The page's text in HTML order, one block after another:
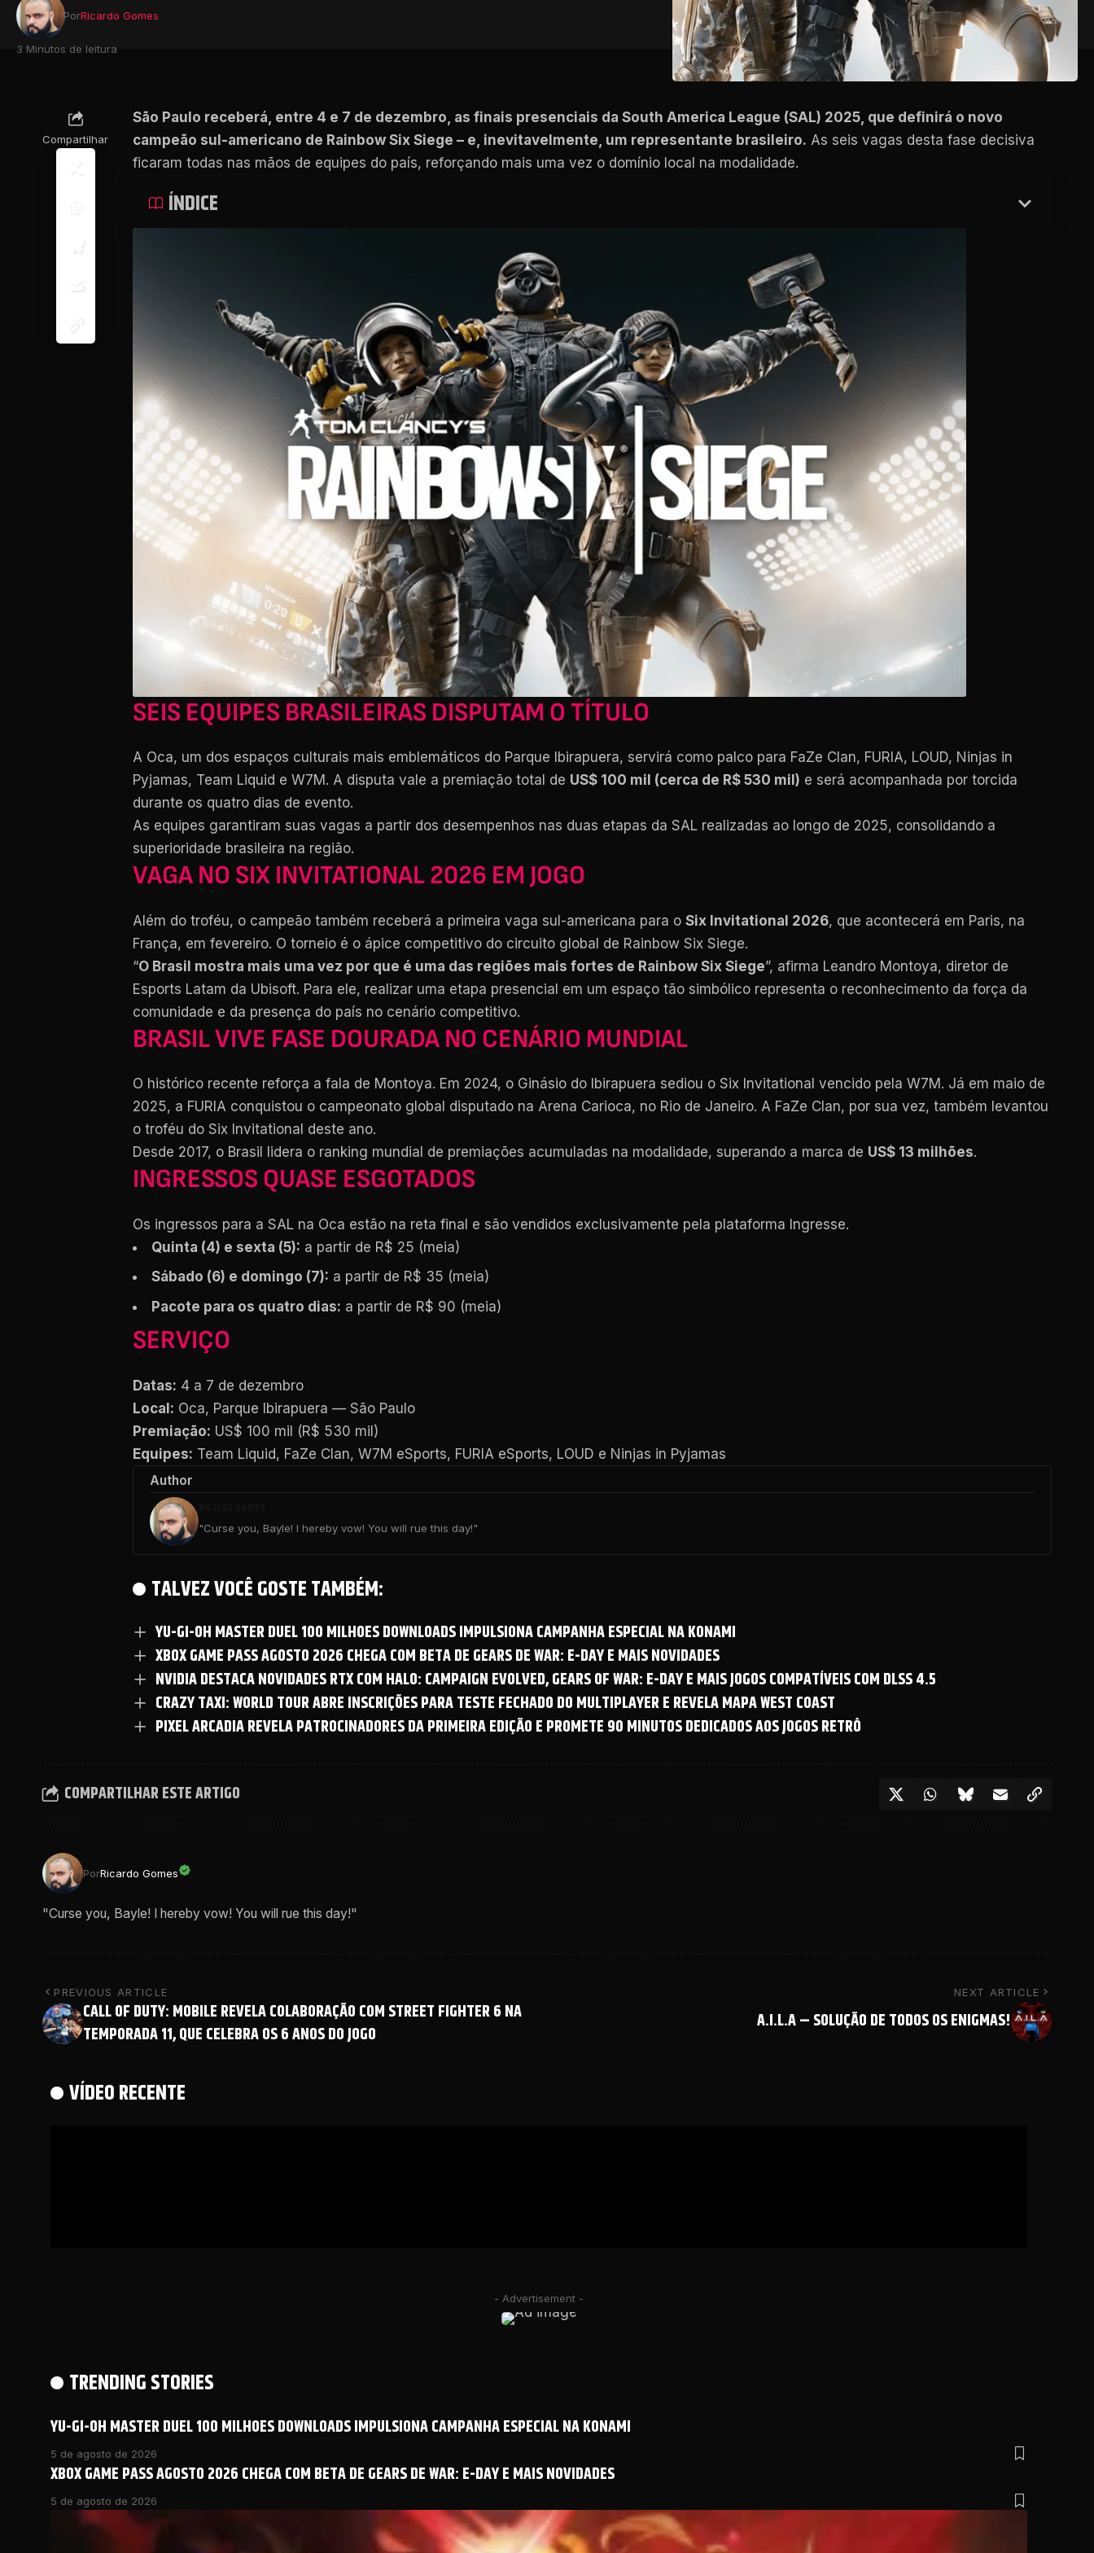
PorRicardo Gomes
3 Minutos de leitura
Compartilhar
São Paulo receberá, entre 4 e 7 de dezembro, as finais presenciais da South America League (SAL) 2025, que definirá o novo
campeão sul-americano de Rainbow Six Siege – e, inevitavelmente, um representante brasileiro. As seis vagas desta fase decisiva
ficaram todas nas mãos de equipes do país, reforçando mais uma vez o domínio local na modalidade.
ÍNDICE
SEIS EQUIPES BRASILEIRAS DISPUTAM O TÍTULO
A Oca, um dos espaços culturais mais emblemáticos do Parque Ibirapuera, servirá como palco para FaZe Clan, FURIA, LOUD, Ninjas in
Pyjamas, Team Liquid e W7M. A disputa vale a premiação total de US$ 100 mil (cerca de R$ 530 mil) e será acompanhada por torcida
durante os quatro dias de evento.
As equipes garantiram suas vagas a partir dos desempenhos nas duas etapas da SAL realizadas ao longo de 2025, consolidando a
superioridade brasileira na região.
VAGA NO SIX INVITATIONAL 2026 EM JOGO
Além do troféu, o campeão também receberá a primeira vaga sul-americana para o Six Invitational 2026, que acontecerá em Paris, na
França, em fevereiro. O torneio é o ápice competitivo do circuito global de Rainbow Six Siege.
“O Brasil mostra mais uma vez por que é uma das regiões mais fortes de Rainbow Six Siege”, afirma Leandro Montoya, diretor de
Esports Latam da Ubisoft. Para ele, realizar uma etapa presencial em um espaço tão simbólico representa o reconhecimento da força da
comunidade e da presença do país no cenário competitivo.
BRASIL VIVE FASE DOURADA NO CENÁRIO MUNDIAL
O histórico recente reforça a fala de Montoya. Em 2024, o Ginásio do Ibirapuera sediou o Six Invitational vencido pela W7M. Já em maio de
2025, a FURIA conquistou o campeonato global disputado na Arena Carioca, no Rio de Janeiro. A FaZe Clan, por sua vez, também levantou
o troféu do Six Invitational deste ano.
Desde 2017, o Brasil lidera o ranking mundial de premiações acumuladas na modalidade, superando a marca de US$ 13 milhões.
INGRESSOS QUASE ESGOTADOS
Os ingressos para a SAL na Oca estão na reta final e são vendidos exclusivamente pela plataforma Ingresse.
Quinta (4) e sexta (5): a partir de R$ 25 (meia)
Sábado (6) e domingo (7): a partir de R$ 35 (meia)
Pacote para os quatro dias: a partir de R$ 90 (meia)
SERVIÇO
Datas: 4 a 7 de dezembro
Local: Oca, Parque Ibirapuera — São Paulo
Premiação: US$ 100 mil (R$ 530 mil)
Equipes: Team Liquid, FaZe Clan, W7M eSports, FURIA eSports, LOUD e Ninjas in Pyjamas
Author
"Curse you, Bayle! I hereby vow! You will rue this day!"
TALVEZ VOCÊ GOSTE TAMBÉM:
YU-GI-OH MASTER DUEL 100 MILHOES DOWNLOADS IMPULSIONA CAMPANHA ESPECIAL NA KONAMI
XBOX GAME PASS AGOSTO 2026 CHEGA COM BETA DE GEARS DE WAR: E-DAY E MAIS NOVIDADES
NVIDIA DESTACA NOVIDADES RTX COM HALO: CAMPAIGN EVOLVED, GEARS OF WAR: E-DAY E MAIS JOGOS COMPATÍVEIS COM DLSS 4.5
CRAZY TAXI: WORLD TOUR ABRE INSCRIÇÕES PARA TESTE FECHADO DO MULTIPLAYER E REVELA MAPA WEST COAST
PIXEL ARCADIA REVELA PATROCINADORES DA PRIMEIRA EDIÇÃO E PROMETE 90 MINUTOS DEDICADOS AOS JOGOS RETRÔ
COMPARTILHAR ESTE ARTIGO
PorRicardo Gomes
"Curse you, Bayle! I hereby vow! You will rue this day!"
PREVIOUS ARTICLE
CALL OF DUTY: MOBILE REVELA COLABORAÇÃO COM STREET FIGHTER 6 NA
TEMPORADA 11, QUE CELEBRA OS 6 ANOS DO JOGO
NEXT ARTICLE
A.I.L.A – SOLUÇÃO DE TODOS OS ENIGMAS!
VÍDEO RECENTE
- Advertisement -
TRENDING STORIES
YU-GI-OH MASTER DUEL 100 MILHOES DOWNLOADS IMPULSIONA CAMPANHA ESPECIAL NA KONAMI
5 de agosto de 2026
XBOX GAME PASS AGOSTO 2026 CHEGA COM BETA DE GEARS DE WAR: E-DAY E MAIS NOVIDADES
5 de agosto de 2026